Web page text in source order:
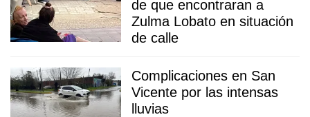
de que encontraran a
Zulma Lobato en situación
de calle
Complicaciones en San
Vicente por las intensas
lluvias